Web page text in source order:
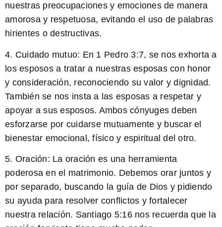
nuestras preocupaciones y emociones de manera
amorosa y respetuosa, evitando el uso de palabras
hirientes o destructivas.
4. Cuidado mutuo: En 1 Pedro 3:7, se nos exhorta a
los esposos a tratar a nuestras esposas con honor
y consideración, reconociendo su valor y dignidad.
También se nos insta a las esposas a respetar y
apoyar a sus esposos. Ambos cónyuges deben
esforzarse por cuidarse mutuamente y buscar el
bienestar emocional, físico y espiritual del otro.
5. Oración: La oración es una herramienta
poderosa en el matrimonio. Debemos orar juntos y
por separado, buscando la guía de Dios y pidiendo
su ayuda para resolver conflictos y fortalecer
nuestra relación. Santiago 5:16 nos recuerda que la